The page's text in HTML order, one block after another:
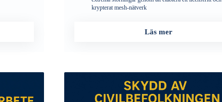
krypterat mesh-nätverk
Läs mer